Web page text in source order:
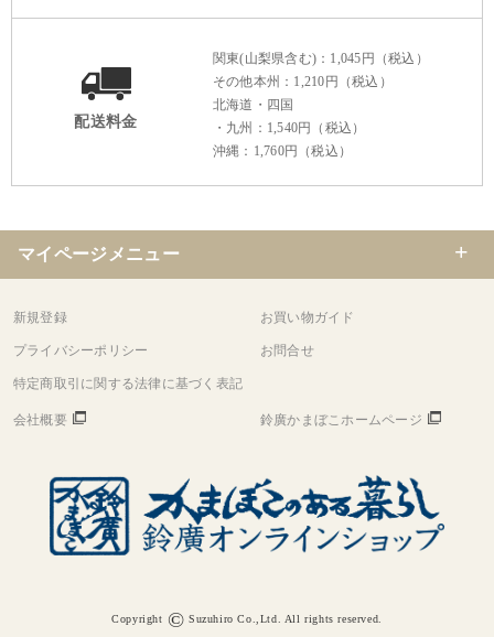
配送料金
関東(山梨県含む)：1,045円（税込）
その他本州：1,210円（税込）
北海道・四国
・九州：1,540円（税込）
沖縄：1,760円（税込）
マイページメニュー
新規登録 お買い物ガイド
プライバシーポリシー お問合せ
特定商取引に関する法律に基づく表記
会社概要 鈴廣かまぼこホームページ
Copyright © Suzuhiro Co.,Ltd. All rights reserved.